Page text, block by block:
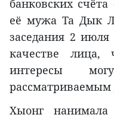
банковских
её мужа Та Дык
заседания 2
качестве
интересы
рассматриваемым
Хыонг нанимала